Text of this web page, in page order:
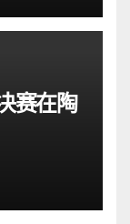
赛在陶